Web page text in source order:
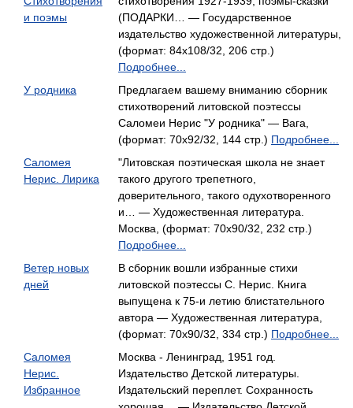
и поэмы
(ПОДАРКИ… — Государственное
издательство художественной литературы,
(формат: 84x108/32, 206 стр.)
Подробнее...
У родника
Предлагаем вашему вниманию сборник
стихотворений литовской поэтессы
Саломеи Нерис "У родника" — Вага,
(формат: 70x92/32, 144 стр.) Подробнее...
Саломея
Нерис. Лирика
"Литовская поэтическая школа не знает
такого другого трепетного,
доверительного, такого одухотворенного
и… — Художественная литература.
Москва, (формат: 70x90/32, 232 стр.)
Подробнее...
Ветер новых
дней
В сборник вошли избранные стихи
литовской поэтессы С. Нерис. Книга
выпущена к 75-и летию блистательного
автора — Художественная литература,
(формат: 70x90/32, 334 стр.) Подробнее...
Саломея
Нерис.
Избранное
Москва - Ленинград, 1951 год.
Издательство Детской литературы.
Издательский переплет. Сохранность